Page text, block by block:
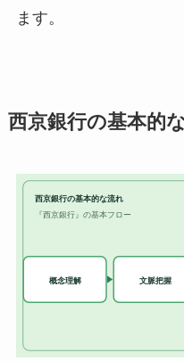
ます。
西京銀行の基本的
西京銀行の基本的な流れ
『西京銀行』の基本フロー
概念理解 文脈把握